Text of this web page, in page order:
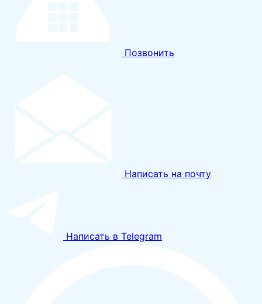
Позвонить
Написать на почту
Написать в Telegram